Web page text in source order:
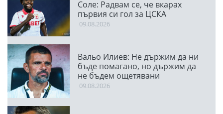
Соле: Радвам се, че вкарах
първия си гол за ЦСКА
09.08.2026
Вальо Илиев: Не държим да ни
бъде помагано, но държим да
не бъдем ощетявани
09.08.2026